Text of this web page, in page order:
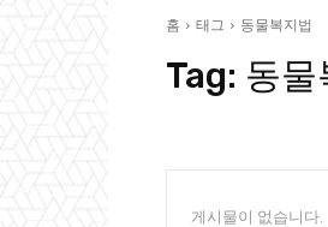
홈 태그 동물복지법
Tag: 동물
게시물이 없습니다.